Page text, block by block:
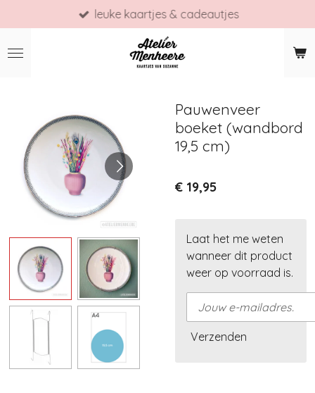
direct
naar
leuke kaartjes & cadeautjes
Pauwenveer
boeket (wandbord
19,5 cm)
€ 19,95
Laat het me weten
wanneer dit product
weer op voorraad is.
Verzenden